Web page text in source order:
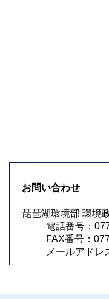
お問い合わせ
琵琶湖環境部 環境
電話番号：
FAX番号：
メールアドレ